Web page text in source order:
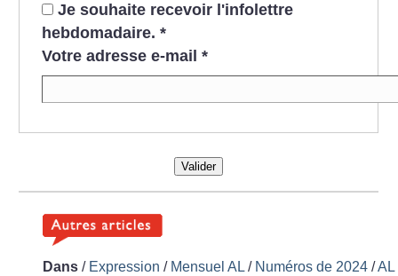
Je souhaite recevoir l'infolettre
hebdomadaire. *
Votre adresse e-mail *
Valider
Dans / Expression / Mensuel AL/ Numéros de 2024 /AL